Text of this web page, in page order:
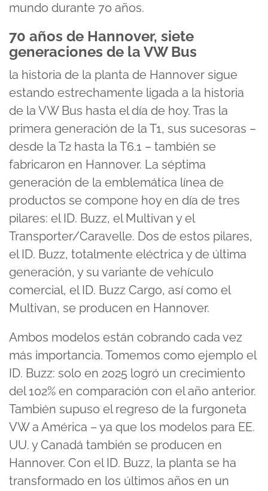
mundo durante 70 años.
70 años de Hannover, siete
generaciones de la VW Bus
la historia de la planta de Hannover sigue
estando estrechamente ligada a la historia
de la VW Bus hasta el día de hoy. Tras la
primera generación de la T1, sus sucesoras –
desde la T2 hasta la T6.1 – también se
fabricaron en Hannover. La séptima
generación de la emblemática línea de
productos se compone hoy en día de tres
pilares: el ID. Buzz, el Multivan y el
Transporter/Caravelle. Dos de estos pilares,
el ID. Buzz, totalmente eléctrica y de última
generación, y su variante de vehículo
comercial, el ID. Buzz Cargo, así como el
Multivan, se producen en Hannover.
Ambos modelos están cobrando cada vez
más importancia. Tomemos como ejemplo el
ID. Buzz: solo en 2025 logró un crecimiento
del 102% en comparación con el año anterior.
También supuso el regreso de la furgoneta
VW a América – ya que los modelos para EE.
UU. y Canadá también se producen en
Hannover. Con el ID. Buzz, la planta se ha
transformado en los últimos años en un